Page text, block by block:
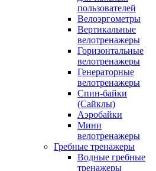
пользователей
Велоэргометры
Вертикальные
велотренажеры
Горизонтальные
велотренажеры
Генераторные
велотренажеры
Спин-байки
(Сайклы)
Аэробайки
Мини
велотренажеры
Гребные тренажеры
Водные гребные
тренажеры